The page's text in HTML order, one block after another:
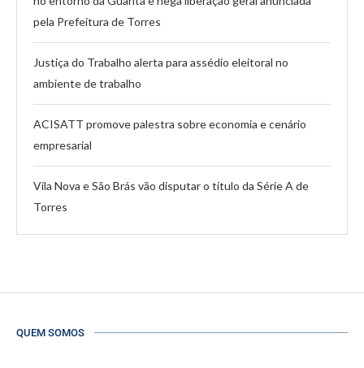
pela Prefeitura de Torres
Justiça do Trabalho alerta para assédio eleitoral no
ambiente de trabalho
ACISATT promove palestra sobre economia e cenário
empresarial
Vila Nova e São Brás vão disputar o título da Série A de
Torres
QUEM SOMOS